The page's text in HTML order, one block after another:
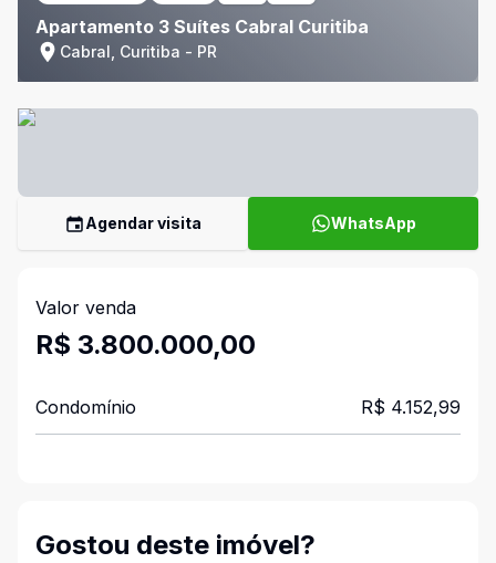
Apartamento 3 Suítes Cabral Curitiba
Cabral, Curitiba - PR
Agendar visita WhatsApp
Valor venda
R$ 3.800.000,00
Condomínio R$ 4.152,99
Gostou deste imóvel?